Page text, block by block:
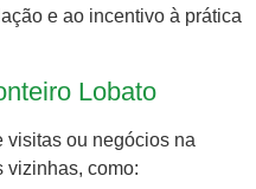
e ao incentivo à prática
Lobato
visitas ou negócios na
vizinhas, como: